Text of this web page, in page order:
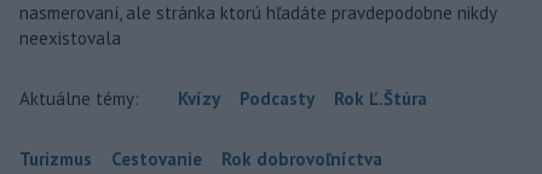
nasmerovaní, ale stránka ktorú hľadáte pravdepodobne nikdy
neexistovala
Aktuálne témy: Kvízy Podcasty Rok Ľ.Štúra
Turizmus Cestovanie Rok dobrovoľníctva